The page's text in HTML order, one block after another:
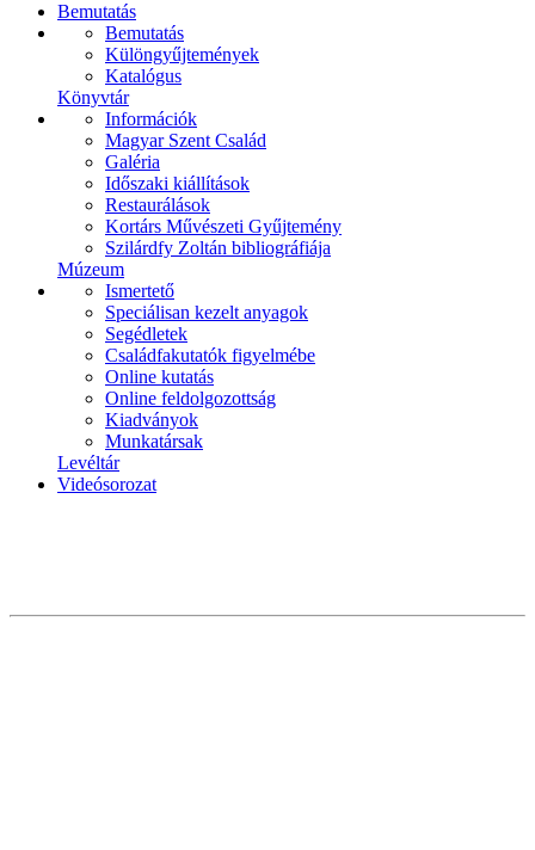
Bemutatás
Bemutatás
Különgyűjtemények
Katalógus
Könyvtár
Információk
Magyar Szent Család
Galéria
Időszaki kiállítások
Restaurálások
Kortárs Művészeti Gyűjtemény
Szilárdfy Zoltán bibliográfiája
Múzeum
Ismertető
Speciálisan kezelt anyagok
Segédletek
Családfakutatók figyelmébe
Online kutatás
Online feldolgozottság
Kiadványok
Munkatársak
Levéltár
Videósorozat